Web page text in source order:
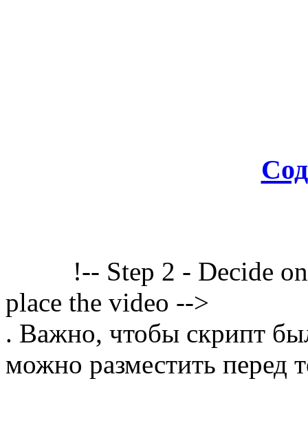
!-- Step 2 - Decide
place the video -->
. Важно, чтобы скрипт
можно разместить перед